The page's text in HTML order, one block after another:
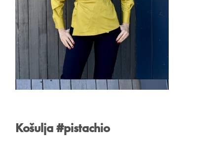
Košulja #pistachio